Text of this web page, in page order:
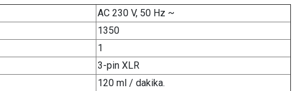
AC 230 V, 50 Hz ~
1350
1
3-pin XLR
120 ml / dakika.